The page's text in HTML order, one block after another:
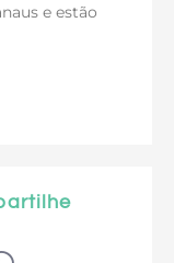
e estão